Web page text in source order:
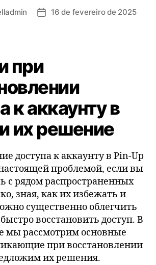
16 de fevereiro de 2025
при
к аккаунту в
их решение
доступа к аккаунту в Pin-Up
проблемой, если вы
с рядом распространенных
зная, как их избежать и
существенно облегчить
восстановить доступ. В
мы рассмотрим основные
при восстановлении
их решения.